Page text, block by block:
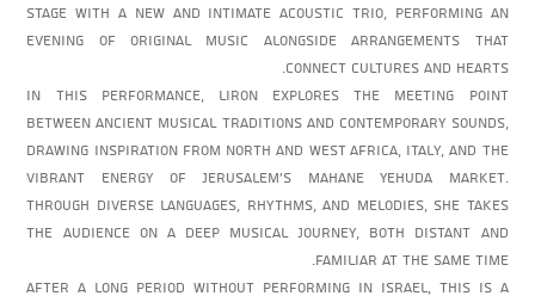
stage with a new and intimate acoustic trio, performing an
evening of original music alongside arrangements that
connect cultures and hearts.
In this performance, Liron explores the meeting point
between ancient musical traditions and contemporary sounds,
drawing inspiration from North and West Africa, Italy, and the
vibrant energy of Jerusalem’s Mahane Yehuda Market.
Through diverse languages, rhythms, and melodies, she takes
the audience on a deep musical journey, both distant and
familiar at the same time.
After a long period without performing in Israel, this is a